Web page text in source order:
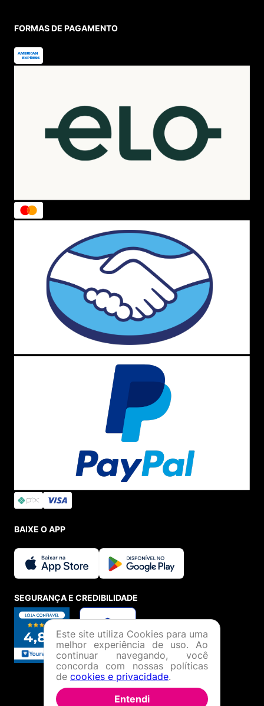
FORMAS DE PAGAMENTO
BAIXE O APP
SEGURANÇA E CREDIBILIDADE
Este site utiliza Cookies para uma
melhor experiência de uso. Ao
continuar navegando, você
concorda com nossas políticas
de cookies e privacidade.
Entendi